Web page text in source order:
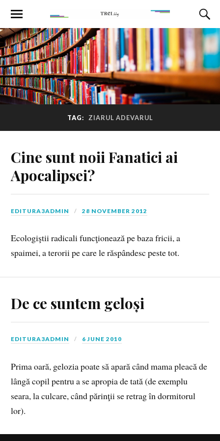
TAG: ZIARUL ADEVARUL
Cine sunt noii Fanatici ai
Apocalipsei?
EDITURA3ADMIN 28 NOVEMBER 2012
Ecologiştii radicali funcţionează pe baza fricii, a
spaimei, a terorii pe care le răspândesc peste tot.
De ce suntem geloși
EDITURA3ADMIN 6 JUNE 2010
Prima oară, gelozia poate să apară când mama pleacă de
lângă copil pentru a se apropia de tată (de exemplu
seara, la culcare, când părinţii se retrag în dormitorul
lor).